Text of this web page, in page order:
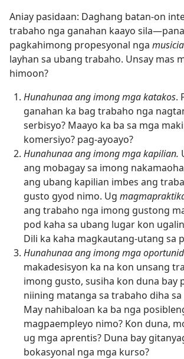
Aniay pasidaan: Daghang batan-on
trabaho nga ganahan kaayo
pagkahimong propesyonal nga
layhan sa ubang trabaho. Unsay mas
himoon?
Hunahunaa ang imong mga katakos.
ganahan ka bag trabaho nga
serbisyo? Maayo ka ba sa mga
komersiyo? pag-ayoayo?
Hunahunaa ang imong mga kapilian.
ang mobagay sa imong
ang ubang kapilian imbes ang
gusto gyod nimo. Ug
ang trabaho nga imong gustong
pod kaha sa ubang lugar kon
Dili ka kaha magkautang-utang sa
Hunahunaa ang imong mga
makadesisyon ka na kon unsang
imong gusto, susiha kon duna bay
niining matanga sa trabaho diha
May nahibaloan ka ba nga
magpaempleyo nimo? Kon duna,
ug mga aprentis? Duna bay
bokasyonal nga mga kurso?